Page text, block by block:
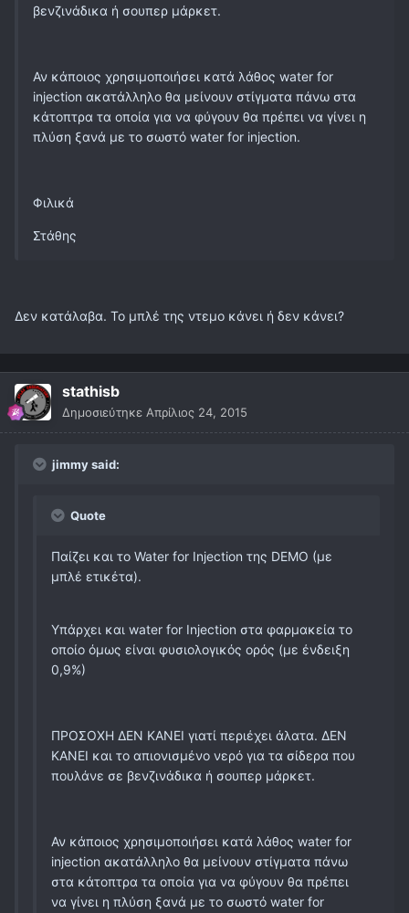
βενζινάδικα ή σουπερ μάρκετ.
Αν κάποιος χρησιμοποιήσει κατά λάθος water for
injection ακατάλληλο θα μείνουν στίγματα πάνω στα
κάτοπτρα τα οποία για να φύγουν θα πρέπει να γίνει η
πλύση ξανά με το σωστό water for injection.
Φιλικά
Στάθης
Δεν κατάλαβα. Το μπλέ της ντεμο κάνει ή δεν κάνει?
stathisb
Δημοσιεύτηκε Απρίλιος 24, 2015
jimmy said:
Quote
Παίζει και το Water for Injection της DEMO (με
μπλέ ετικέτα).
Υπάρχει και water for Injection στα φαρμακεία το
οποίο όμως είναι φυσιολογικός ορός (με ένδειξη
0,9%)
ΠΡΟΣΟΧΗ ΔΕΝ ΚΑΝΕΙ γιατί περιέχει άλατα. ΔΕΝ
ΚΑΝΕΙ και το απιονισμένο νερό για τα σίδερα που
πουλάνε σε βενζινάδικα ή σουπερ μάρκετ.
Αν κάποιος χρησιμοποιήσει κατά λάθος water for
injection ακατάλληλο θα μείνουν στίγματα πάνω
στα κάτοπτρα τα οποία για να φύγουν θα πρέπει
να γίνει η πλύση ξανά με το σωστό water for